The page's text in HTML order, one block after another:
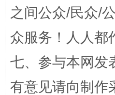
之间公众/民众/
众服务！人人都
七、参与本网发
有意见请向制作